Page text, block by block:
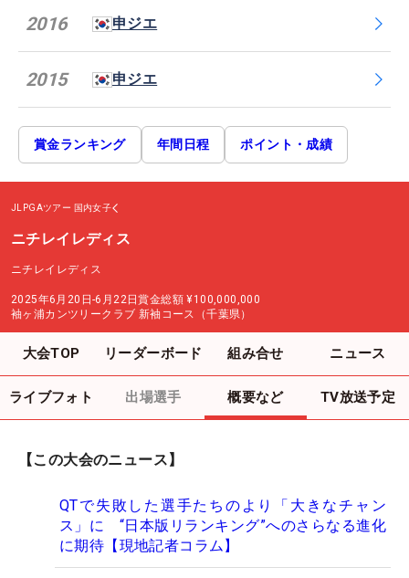
2016 申ジエ
2015 申ジエ
賞金ランキング 年間日程 ポイント・成績
JLPGAツアー 国内女子
ニチレイレディス
ニチレイレディス
2025年6月20日-6月22日賞金総額 ¥100,000,000
袖ヶ浦カンツリークラブ 新袖コース（千葉県）
大会TOP リーダーボード 組み合せ ニュース
ライブフォト 出場選手 概要など TV放送予定
【この大会のニュース】
QTで失敗した選手たちのより「大きなチャン
ス」に “日本版リランキング”へのさらなる進化
に期待【現地記者コラム】